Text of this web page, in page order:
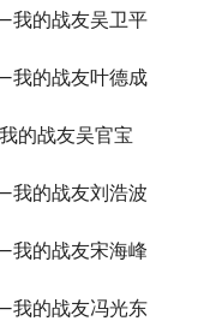
我的战友吴卫平
的战友叶德成
的战友吴官宝
我的战友刘浩波
的战友宋海峰
我的战友冯光东